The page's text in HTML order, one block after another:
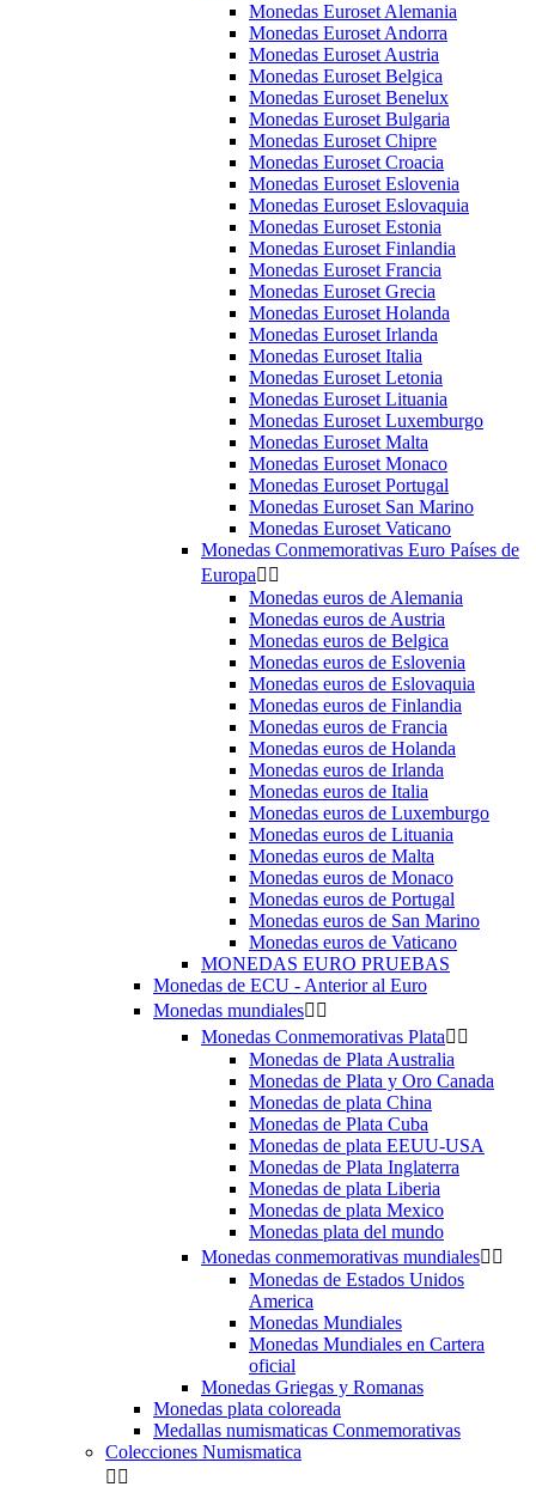
Monedas Euroset Alemania
Monedas Euroset Andorra
Monedas Euroset Austria
Monedas Euroset Belgica
Monedas Euroset Benelux
Monedas Euroset Bulgaria
Monedas Euroset Chipre
Monedas Euroset Croacia
Monedas Euroset Eslovenia
Monedas Euroset Eslovaquia
Monedas Euroset Estonia
Monedas Euroset Finlandia
Monedas Euroset Francia
Monedas Euroset Grecia
Monedas Euroset Holanda
Monedas Euroset Irlanda
Monedas Euroset Italia
Monedas Euroset Letonia
Monedas Euroset Lituania
Monedas Euroset Luxemburgo
Monedas Euroset Malta
Monedas Euroset Monaco
Monedas Euroset Portugal
Monedas Euroset San Marino
Monedas Euroset Vaticano
Monedas Conmemorativas Euro Países de
Europa 
Monedas euros de Alemania
Monedas euros de Austria
Monedas euros de Belgica
Monedas euros de Eslovenia
Monedas euros de Eslovaquia
Monedas euros de Finlandia
Monedas euros de Francia
Monedas euros de Holanda
Monedas euros de Irlanda
Monedas euros de Italia
Monedas euros de Luxemburgo
Monedas euros de Lituania
Monedas euros de Malta
Monedas euros de Monaco
Monedas euros de Portugal
Monedas euros de San Marino
Monedas euros de Vaticano
MONEDAS EURO PRUEBAS
Monedas de ECU - Anterior al Euro
Monedas mundiales 
Monedas Conmemorativas Plata 
Monedas de Plata Australia
Monedas de Plata y Oro Canada
Monedas de plata China
Monedas de Plata Cuba
Monedas de plata EEUU-USA
Monedas de Plata Inglaterra
Monedas de plata Liberia
Monedas de plata Mexico
Monedas plata del mundo
Monedas conmemorativas mundiales 
Monedas de Estados Unidos
America
Monedas Mundiales
Monedas Mundiales en Cartera
oficial
Monedas Griegas y Romanas
Monedas plata coloreada
Medallas numismaticas Conmemorativas
Colecciones Numismatica
 